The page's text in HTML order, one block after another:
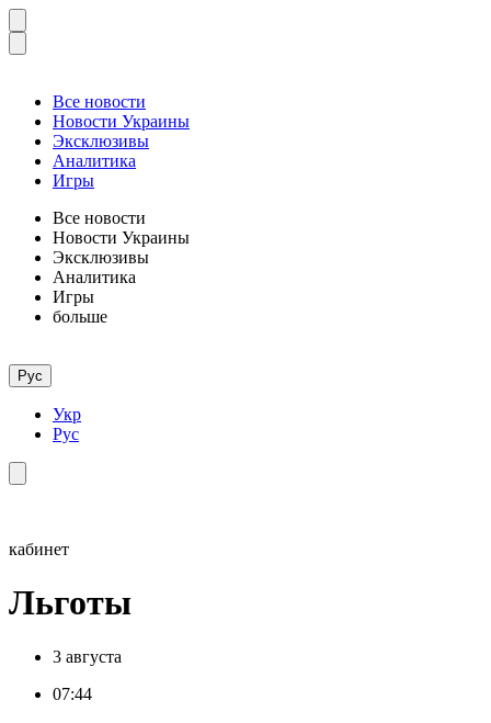
Все новости
Новости Украины
Эксклюзивы
Аналитика
Игры
Все новости
Новости Украины
Эксклюзивы
Аналитика
Игры
больше
Рус
Укр
Рус
кабинет
Льготы
3 августа
07:44